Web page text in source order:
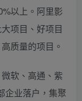
以上。阿里影
项目、好项目
质量的项目。
软、高通、紫
企业落户，集聚